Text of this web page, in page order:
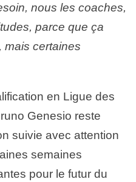
nous les coaches,
parce que ça
mais certaines
en Ligue des
Genesio reste
suivie avec attention
semaines
pour le futur du